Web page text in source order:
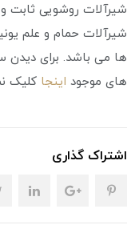
شیرآلات روشویی ثابت و
شیرآلات حمام و علم
ها می باشد. برای دیدن
های موجود اینجا کلیک
اشتراک گذاری